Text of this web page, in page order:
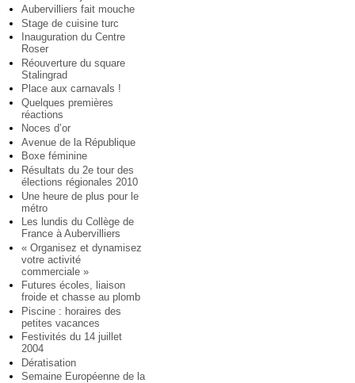
Aubervilliers fait mouche
Stage de cuisine turc
Inauguration du Centre
Roser
Réouverture du square
Stalingrad
Place aux carnavals !
Quelques premières
réactions
Noces d’or
Avenue de la République
Boxe féminine
Résultats du 2e tour des
élections régionales 2010
Une heure de plus pour le
métro
Les lundis du Collège de
France à Aubervilliers
« Organisez et dynamisez
votre activité
commerciale »
Futures écoles, liaison
froide et chasse au plomb
Piscine : horaires des
petites vacances
Festivités du 14 juillet
2004
Dératisation
Semaine Européenne de la